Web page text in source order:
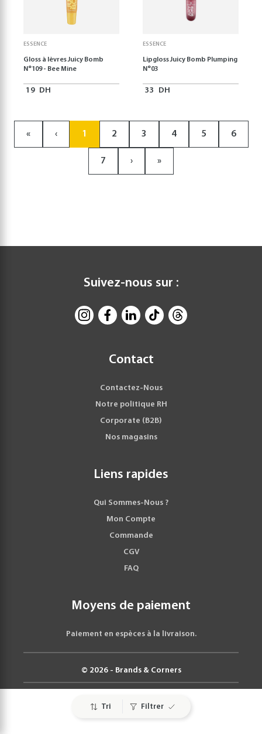
Tri Filtrer
ESSENCE
Gloss à lèvres Juicy Bomb
N°109 - Bee Mine
19 DH
ESSENCE
Lipgloss Juicy Bomb Plumping
N°03
33 DH
« ‹ 1 2 3 4 5 6
7 › »
Suivez-nous sur :
Contact
Contactez-Nous
Notre politique RH
Corporate (B2B)
Nos magasins
Liens rapides
Qui Sommes-Nous ?
Mon Compte
Commande
CGV
FAQ
Moyens de paiement
Paiement en espèces à la livraison.
© 2026 - Brands & Corners